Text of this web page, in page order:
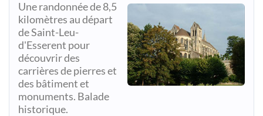
Une randonnée de 8,5
kilomètres au départ
de Saint-Leu-
d'Esserent pour
découvrir des
carrières de pierres et
des bâtiment et
monuments. Balade
historique.